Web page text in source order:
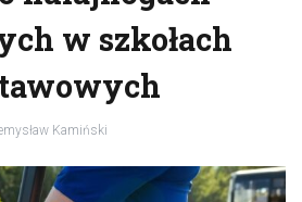
w szkołach
Kamiński